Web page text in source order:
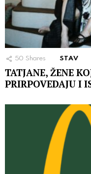
50 Shares STAV
TATJANE, ŽENE
PRIRPOVEDAJU I